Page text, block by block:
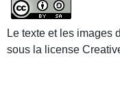
Le texte et les images
sous la license